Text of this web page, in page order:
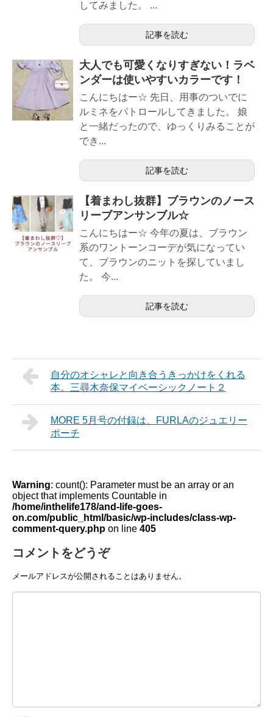
してみました。 ...
記事を読む
大人でも可愛くなりすぎない！ラベ
ンダーは使いやすいカラーです！
こんにちはー☆ 先日、用事のついでに
ルミネをパトロールしてきました。 娘
と一緒だったので、ゆっくりみることが
でき...
記事を読む
【着まわし抜群】ブラウンのノース
リーブアンサンブル☆
こんにちはー☆ 今年の夏は、ブラウン
系のワントーンコーデが気になってい
て、ブラウンのニットを探していまし
た。 今...
記事を読む
自分のオシャレと向き合うきっかけをくれる
本。三尋木奈保マイベーシックノート２
MORE 5月号の付録は、FURLAのジュエリー
ポーチ
Warning: count(): Parameter must be an array or an
object that implements Countable in
/home/inthelife178/and-life-goes-
on.com/public_html/basic/wp-includes/class-wp-
comment-query.php on line 405
コメントをどうぞ
メールアドレスが公開されることはありません。